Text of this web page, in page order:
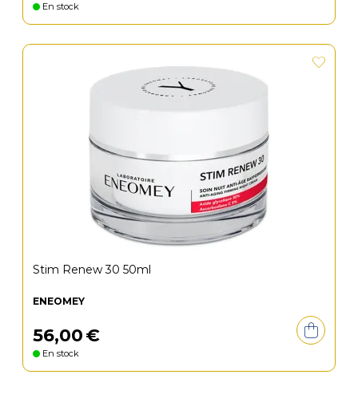
En stock
Stim Renew 30 50ml
ENEOMEY
56,00€
En stock